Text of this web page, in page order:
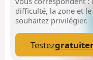
moulins et des petits
difficulté, la zone et
souhaitez privilégier.
Testez